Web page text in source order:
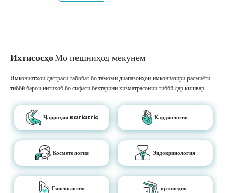
ИхтисосҳоМо пешниҳод мекунем
Имкониятҳои дастраси табобат бо тамоми диапазонҳои имконпазири расмиёти
тиббӣ барои интихоб бо сифати беҳтарини хизматрасонии тиббӣ дар кишвар.
Ҷарроҳии Bariatric Кардиология
Косметология Эндокринология
Гинекология ортопедия